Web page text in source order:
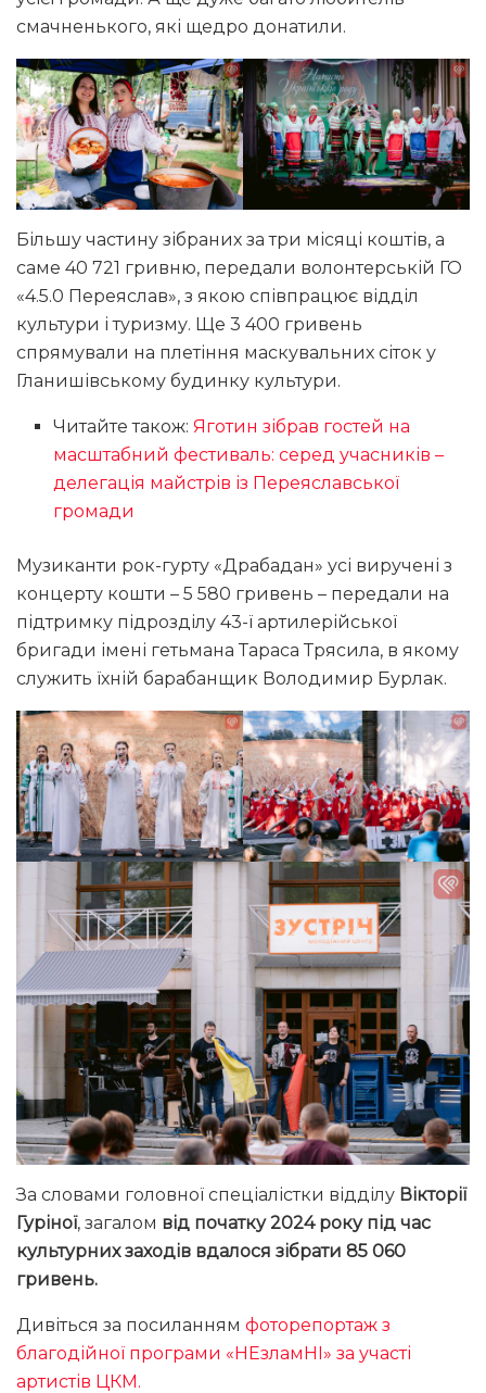
смачненького, які щедро донатили.
Більшу частину зібраних за три місяці коштів, а
саме 40 721 гривню, передали волонтерській ГО
«4.5.0 Переяслав», з якою співпрацює відділ
культури і туризму. Ще 3 400 гривень
спрямували на плетіння маскувальних сіток у
Гланишівському будинку культури.
Читайте також:Яготин зібрав гостей на
масштабний фестиваль: серед учасників –
делегація майстрів із Переяславської
громади
Музиканти рок-гурту «Драбадан» усі виручені з
концерту кошти – 5 580 гривень – передали на
підтримку підрозділу 43-ї артилерійської
бригади імені гетьмана Тараса Трясила, в якому
служить їхній барабанщик Володимир Бурлак.
За словами головної спеціалістки відділу Вікторії
Гуріної, загалом від початку 2024 року під час
культурних заходів вдалося зібрати 85 060
гривень.
Дивіться за посиланням фоторепортаж з
благодійної програми «НЕзламНІ» за участі
артистів ЦКМ.